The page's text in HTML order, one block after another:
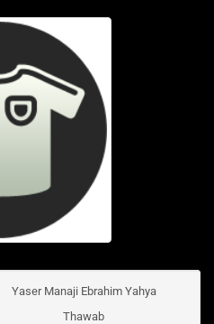
Yaser Manaji Ebrahim Yahya
Thawab